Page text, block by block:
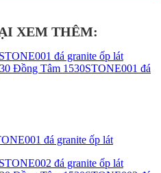
XEM THÊM:
đá granite ốp lát